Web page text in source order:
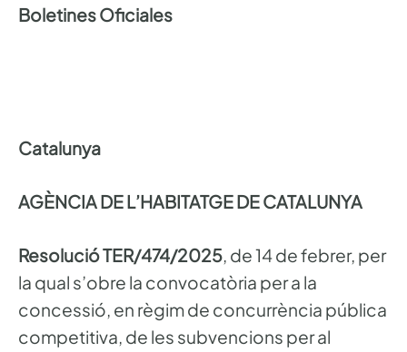
Boletines Oficiales
Catalunya
AGÈNCIA DE L’HABITATGE DE CATALUNYA
Resolució TER/474/2025, de 14 de febrer, per
la qual s’obre la convocatòria per a la
concessió, en règim de concurrència pública
competitiva, de les subvencions per al